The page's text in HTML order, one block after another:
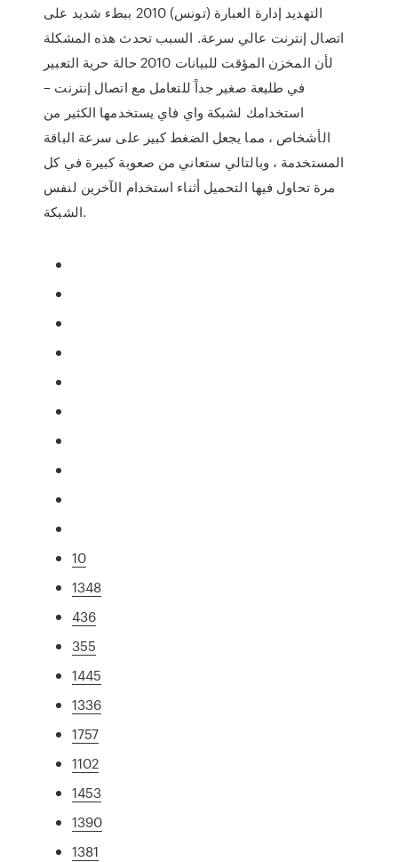
التهديد إدارة العبارة (تونس) 2010 ببطء شديد على
اتصال إنترنت عالي سرعة. السبب تحدث هذه المشكلة
لأن المخزن المؤقت للبيانات 2010 حالة حرية التعبير
في طليعة صغير جداً للتعامل مع اتصال إنترنت –
استخدامك لشبكة واي فاي يستخدمها الكثير من
الأشخاص ، مما يجعل الضغط كبير على سرعة الباقة
المستخدمة ، وبالتالي ستعاني من صعوبة كبيرة في كل
مرة تحاول فيها التحميل أثناء استخدام الآخرين لنفس
الشبكة.
10
1348
436
355
1445
1336
1757
1102
1453
1390
1381